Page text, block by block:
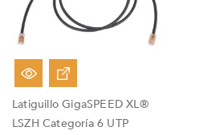
Latiguillo GigaSPEED XL®
LSZH Categoría 6 UTP